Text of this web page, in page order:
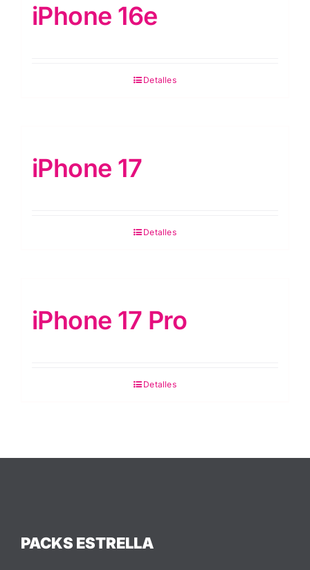
iPhone 16e
Detalles
iPhone 17
Detalles
iPhone 17 Pro
Detalles
PACKS ESTRELLA